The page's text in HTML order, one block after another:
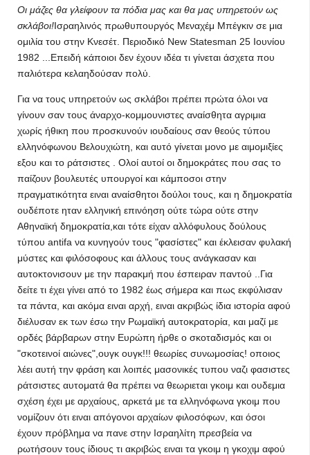
Οι μάζες θα γλείφουν τα πόδια μας και θα μας υπηρετούν ως
σκλάβοι!Ισραηλινός πρωθυπουργός Μεναχέμ Μπέγκιν σε μια
ομιλία του στην Κνεσέτ. Περιοδικό New Statesman 25 Ιουνίου
1982 ...Επειδή κάποιοι δεν έχουν ιδέα τι γίνεται άσχετα που
παλιότερα κελαηδούσαν πολύ.
Για να τους υπηρετούν ως σκλάβοι πρέπει πρώτα όλοι να
γίνουν σαν τους άναρχο-κομμουνιστες αναίσθητα αγριμια
χωρίς ήθικη που προσκυνούν ιουδαίους σαν θεούς τύπου
ελληνόφωνου Βελουχιώτη, και αυτό γίνεται μονο με αιμομιξίες
εξου και το ράτσιστες . Ολοί αυτοί οι δημοκράτες που σας το
παίζουν βουλευτές υπουργοί και κάμποσοι στην
πραγματικότητα ειναι αναίσθητοι δούλοι τους, και η δημοκρατία
ουδέποτε ηταν ελληνική επινόηση ούτε τώρα ούτε στην
Αθηναϊκή δημοκρατία,και τότε είχαν αλλόφυλους δούλους
τύπου antifa να κυνηγούν τους "φασίστες" και έκλεισαν φυλακή
μύστες και φιλόσοφους και άλλους τους ανάγκασαν και
αυτοκτονισουν με την παρακμή που έσπειραν παντού ..Για
δείτε τι έχει γίνει από το 1982 έως σήμερα και πως εκφύλισαν
τα πάντα, και ακόμα ειναι αρχή, ειναι ακριβώς ίδια ιστορία αφού
διέλυσαν εκ των έσω την Ρωμαϊκή αυτοκρατορία, και μαζί με
ορδές βάρβαρων στην Ευρώπη ήρθε ο σκοταδισμός και οι
"σκοτεινοί αιώνες",ουγκ ουγκ!!! θεωρίες συνωμοσίας! οποιος
λέει αυτή την φράση και λοιπές μασονικές τυπου ναζι φασιστες
ράτσιστες αυτοματά θα πρέπει να θεωριεται γκοιμ και ουδεμια
σχέση έχει με αρχαίους, αρκετά με τα ελληνόφωνα γκοιμ που
νομίζουν ότι ειναι απόγονοι αρχαίων φιλοσόφων, και όσοι
έχουν πρόβλημα να πανε στην Ισραηλίτη πρεσβεία να
ρωτήσουν τους ίδιους τι ακριβώς ειναι τα γκοιμ η γκοχιμ αφού